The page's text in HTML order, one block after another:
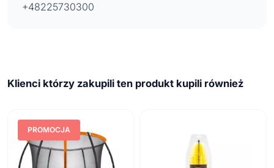
+48225730300
Klienci którzy zakupili ten produkt kupili również
PROMOCJA